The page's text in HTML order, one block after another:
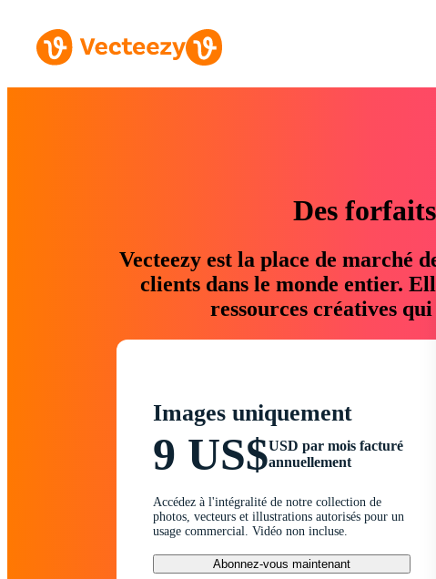
Des
Vecteezy est la place de marché
clients dans le monde entier.
ressources créatives
Images uniquement
9 US$USD par mois facturé
annuellement
Accédez à l'intégralité de notre collection de
photos, vecteurs et illustrations autorisés pour un
usage commercial. Vidéo non incluse.
Abonnez-vous maintenant